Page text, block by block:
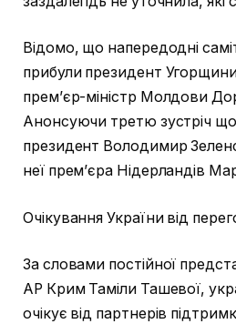
Відомо, що напередодні
прибули президент
прем’єр-міністр Молдови
Анонсуючи третю зустріч
президент Володимир
неї прем’єра Нідерландів
Очікування України від
За словами постійної
АР Крим Таміли Ташевої,
очікує від партнерів